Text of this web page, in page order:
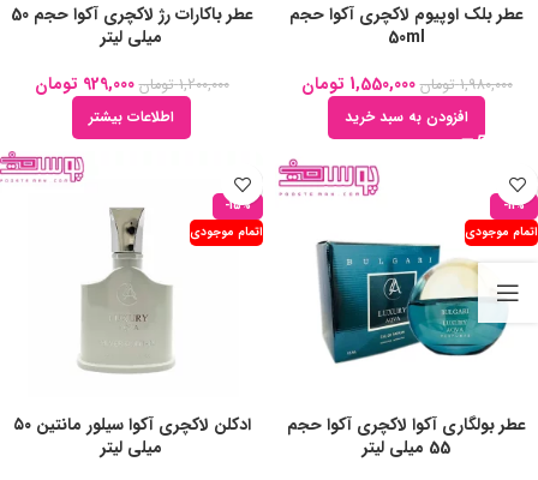
عطر بلک اوپیوم لاکچری آکوا حجم
50ml
1,980,000 تومان 1,550,000 تومان
افزودن به سبد خرید
عطر باکارات رژ لاکچری آکوا حجم 50
میلی لیتر
1,200,000 تومان 929,000 تومان
اطلاعات بیشتر
-11%
اتمام موجودی
عطر بولگاری آکوا لاکچری آکوا حجم
55 میلی لیتر
-15%
اتمام موجودی
ادکلن لاکچری آکوا سیلور مانتین ۵۰
میلی لیتر